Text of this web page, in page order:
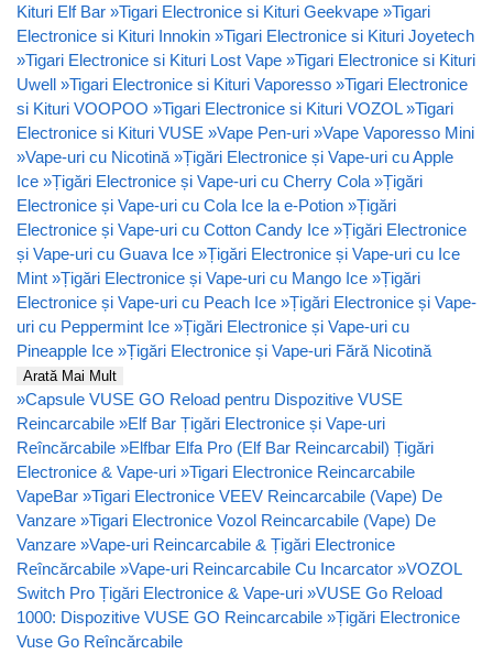
Kituri Elf Bar »Tigari Electronice si Kituri Geekvape »Tigari
Electronice si Kituri Innokin »Tigari Electronice si Kituri Joyetech
»Tigari Electronice si Kituri Lost Vape »Tigari Electronice si Kituri
Uwell »Tigari Electronice si Kituri Vaporesso »Tigari Electronice
si Kituri VOOPOO »Tigari Electronice si Kituri VOZOL »Tigari
Electronice si Kituri VUSE »Vape Pen-uri »Vape Vaporesso Mini
»Vape-uri cu Nicotină »Țigări Electronice și Vape-uri cu Apple
Ice »Țigări Electronice și Vape-uri cu Cherry Cola »Țigări
Electronice și Vape-uri cu Cola Ice la e-Potion »Țigări
Electronice și Vape-uri cu Cotton Candy Ice »Țigări Electronice
și Vape-uri cu Guava Ice »Țigări Electronice și Vape-uri cu Ice
Mint »Țigări Electronice și Vape-uri cu Mango Ice »Țigări
Electronice și Vape-uri cu Peach Ice »Țigări Electronice și Vape-
uri cu Peppermint Ice »Țigări Electronice și Vape-uri cu
Pineapple Ice »Țigări Electronice și Vape-uri Fără Nicotină
Arată Mai Mult
»Capsule VUSE GO Reload pentru Dispozitive VUSE
Reincarcabile »Elf Bar Țigări Electronice și Vape-uri
Reîncărcabile »Elfbar Elfa Pro (Elf Bar Reincarcabil) Țigări
Electronice & Vape-uri »Tigari Electronice Reincarcabile
VapeBar »Tigari Electronice VEEV Reincarcabile (Vape) De
Vanzare »Tigari Electronice Vozol Reincarcabile (Vape) De
Vanzare »Vape-uri Reincarcabile & Țigări Electronice
Reîncărcabile »Vape-uri Reincarcabile Cu Incarcator »VOZOL
Switch Pro Țigări Electronice & Vape-uri »VUSE Go Reload
1000: Dispozitive VUSE GO Reincarcabile »Țigări Electronice
Vuse Go Reîncărcabile